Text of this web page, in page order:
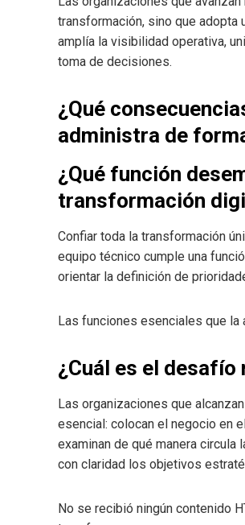
transformación, sino que adopta
amplía la visibilidad operativa,
toma de decisiones.
¿Qué
administra de
¿Qué función
transformación
Confiar toda la transformación
equipo técnico cumple una
orientar la definición de
Las funciones esenciales que
¿Cuál es el
Las organizaciones que
esencial: colocan el negocio en
examinan de qué manera
con claridad los objetivos
No se recibió ningún contenido